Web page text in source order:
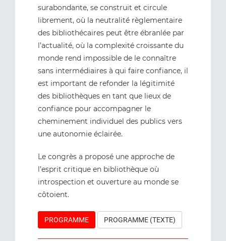
surabondante, se construit et circule
librement, où la neutralité règlementaire
des bibliothécaires peut être ébranlée par
l’actualité, où la complexité croissante du
monde rend impossible de le connaître
sans intermédiaires à qui faire confiance, il
est important de refonder la légitimité
des bibliothèques en tant que lieux de
confiance pour accompagner le
cheminement individuel des publics vers
une autonomie éclairée.
Le congrès a proposé une approche de
l’esprit critique en bibliothèque où
introspection et ouverture au monde se
côtoient.
PROGRAMME PROGRAMME (TEXTE)